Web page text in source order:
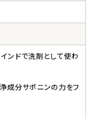
ンドで洗剤として使わ
成分サポニンの力をフ